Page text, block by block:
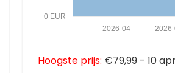
0 EUR
2026-04
Hoogste prijs: €79,99 - 10